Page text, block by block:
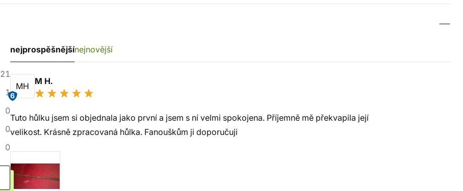
21
1
0
0
0
nejprospěšnějšínejnovější
MH
6
M H.
Tuto hůlku jsem si objednala jako první a jsem s ní velmi spokojena. Příjemně mě překvapila její
velikost. Krásně zpracovaná hůlka. Fanouškům ji doporučuji